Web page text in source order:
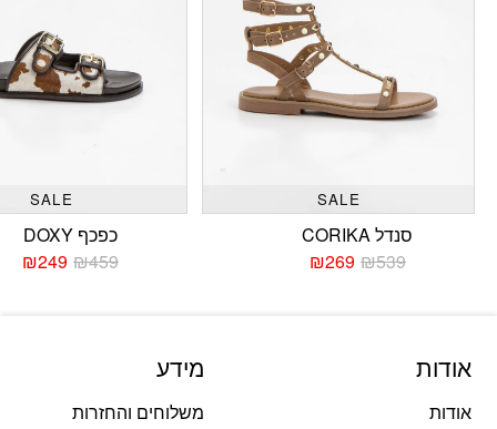
SALE
סנדל CORIKA
₪539
המחיר
₪269המחיר
SALE
כפכף DOXY
₪459
₪249
אודות
אודות
מידע
משלוחים והחזרות